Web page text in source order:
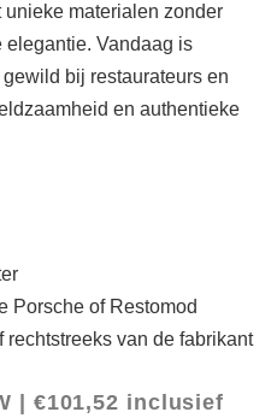
materialen zonder
elegantie. Vandaag is
bij restaurateurs en
en authentieke
Porsche of Restomod
van de fabrikant
| €101,52 inclusief